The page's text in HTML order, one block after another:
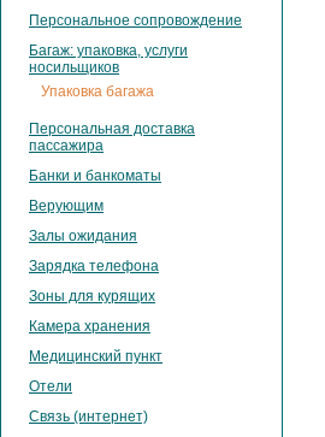
Персональное сопровождение
Багаж: упаковка, услуги
носильщиков
Упаковка багажа
Персональная доставка
пассажира
Банки и банкоматы
Верующим
Залы ожидания
Зарядка телефона
Зоны для курящих
Камера хранения
Медицинский пункт
Отели
Связь (интернет)